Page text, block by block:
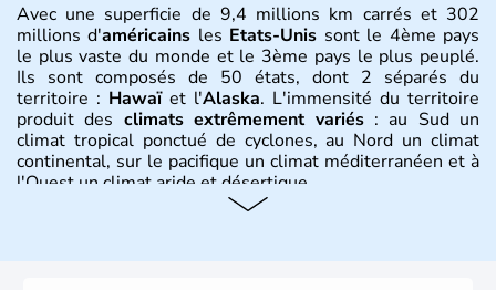
Avec une superficie de 9,4 millions km carrés et 302
millions d'américains les Etats-Unis sont le 4ème pays
le plus vaste du monde et le 3ème pays le plus peuplé.
Ils sont composés de 50 états, dont 2 séparés du
territoire : Hawaïet l'Alaska. L'immensité du territoire
produit des climats extrêmement variés: au Sud un
climat tropical ponctué de cyclones, au Nord un climat
continental, sur le pacifique un climat méditerranéen et à
l'Ouest un climat aride et désertique.